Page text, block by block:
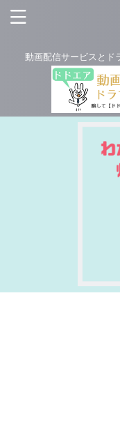
動画配信サービスとド